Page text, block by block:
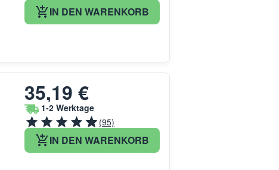
IN DEN WARENKORB
35,19 €
1-2 Werktage
(95)
IN DEN WARENKORB